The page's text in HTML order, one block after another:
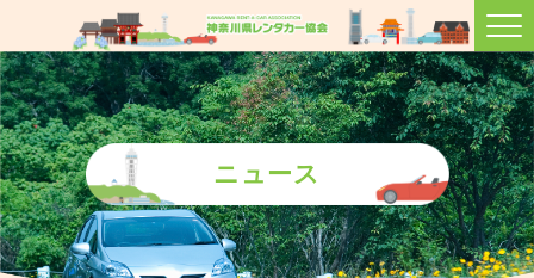
ニュース